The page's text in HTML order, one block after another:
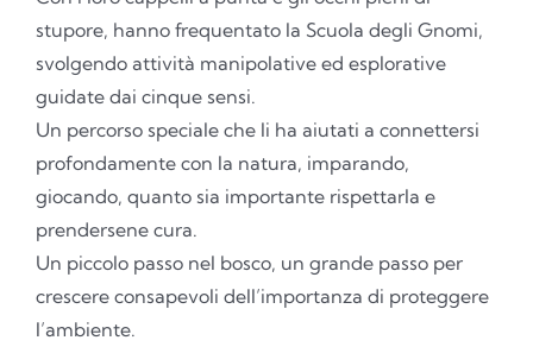
stupore, hanno frequentato la Scuola degli Gnomi,
svolgendo attività manipolative ed esplorative
guidate dai cinque sensi.
Un percorso speciale che li ha aiutati a connettersi
profondamente con la natura, imparando,
giocando, quanto sia importante rispettarla e
prendersene cura.
Un piccolo passo nel bosco, un grande passo per
crescere consapevoli dell’importanza di proteggere
l’ambiente.